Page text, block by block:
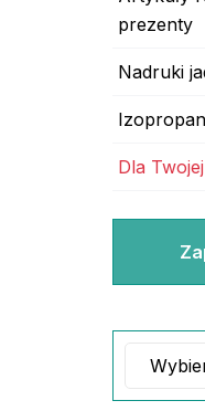
prezenty
Nadruki
Dla